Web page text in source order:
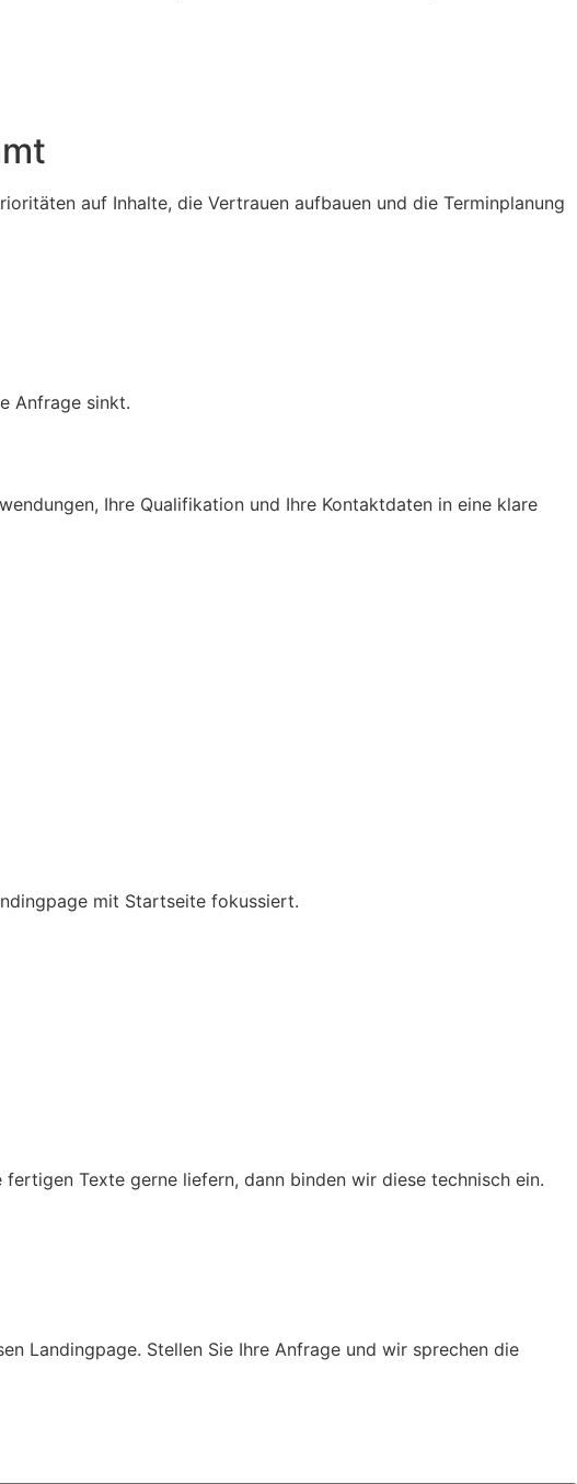
auf Inhalte, die Vertrauen aufbauen und die Terminplanung
Anfrage sinkt.
Ihre Qualifikation und Ihre Kontaktdaten in eine klare
mit Startseite fokussiert.
Texte gerne liefern, dann binden wir diese technisch ein.
Landingpage. Stellen Sie Ihre Anfrage und wir sprechen die